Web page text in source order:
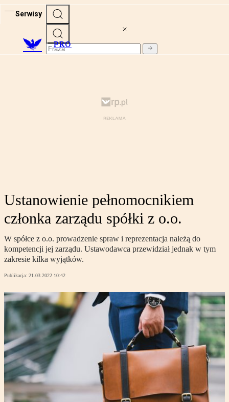
Serwisy
PRO
Ustanowienie pełnomocnikiem
członka zarządu spółki z o.o.
W spółce z o.o. prowadzenie spraw i reprezentacja należą do
kompetencji jej zarządu. Ustawodawca przewidział jednak w tym
zakresie kilka wyjątków.
Publikacja: 21.03.2022 10:42